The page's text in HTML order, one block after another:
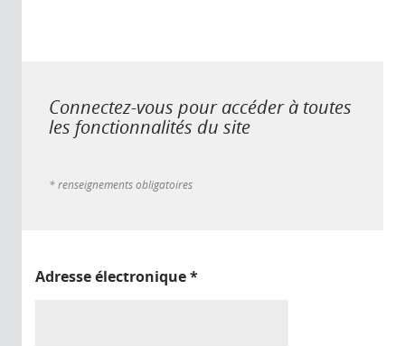
Connectez-vous pour accéder à toutes
les fonctionnalités du site
* renseignements obligatoires
Adresse électronique*